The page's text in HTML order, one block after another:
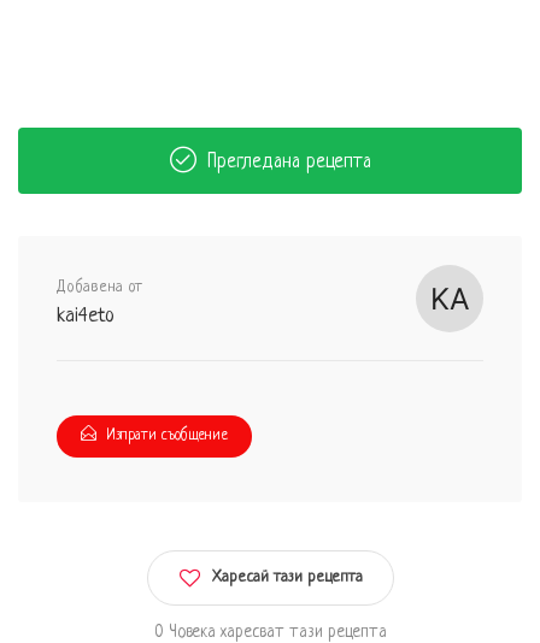
Прегледана рецепта
Добавена от
kai4eto
Изпрати съобщение
Харесай тази рецепта
0 Човека харесват тази рецепта